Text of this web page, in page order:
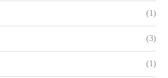
(1)
(3)
(1)